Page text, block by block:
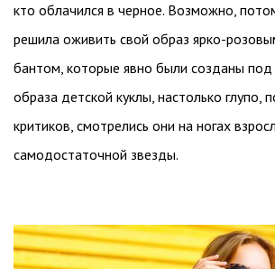
кто облачился в черное. Возможно,
решила оживить свой образ ярко-
бантом, которые явно были созданы
образа детской куклы, настолько
критиков, смотрелись они на ногах
самодостаточной звезды.